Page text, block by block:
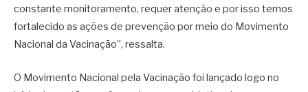
constante monitoramento, requer atenção e por isso temos
fortalecido as ações de prevenção por meio do Movimento
Nacional da Vacinação”, ressalta.
O Movimento Nacional pela Vacinação foi lançado logo no